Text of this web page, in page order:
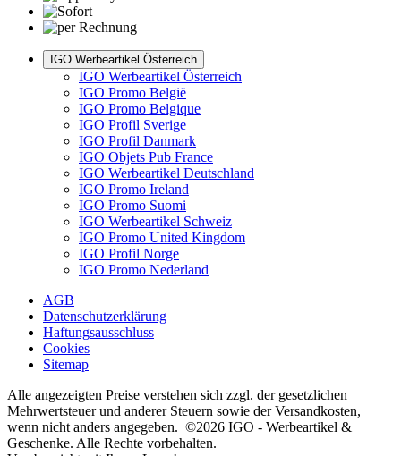
IGO Werbeartikel Österreich
IGO Werbeartikel Österreich
IGO Promo België
IGO Promo Belgique
IGO Profil Sverige
IGO Profil Danmark
IGO Objets Pub France
IGO Werbeartikel Deutschland
IGO Promo Ireland
IGO Promo Suomi
IGO Werbeartikel Schweiz
IGO Promo United Kingdom
IGO Profil Norge
IGO Promo Nederland
AGB
Datenschutzerklärung
Haftungsausschluss
Cookies
Sitemap
Alle angezeigten Preise verstehen sich zzgl. der gesetzlichen
Mehrwertsteuer und anderer Steuern sowie der Versandkosten,
wenn nicht anders angegeben. ©2026 IGO - Werbeartikel &
Geschenke. Alle Rechte vorbehalten.